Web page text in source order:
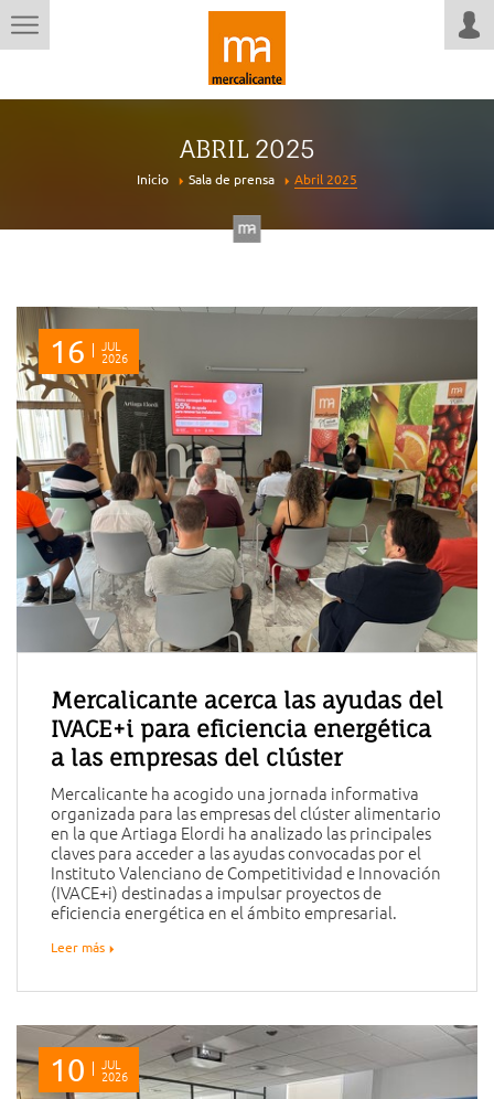
ABRIL 2025
Inicio Sala de prensa Abril 2025
16 JUL
2026
Mercalicante acerca las ayudas del
IVACE+i para eficiencia energética
a las empresas del clúster
Mercalicante ha acogido una jornada informativa
organizada para las empresas del clúster alimentario
en la que Artiaga Elordi ha analizado las principales
claves para acceder a las ayudas convocadas por el
Instituto Valenciano de Competitividad e Innovación
(IVACE+i) destinadas a impulsar proyectos de
eficiencia energética en el ámbito empresarial.
Leer más
10 JUL
2026